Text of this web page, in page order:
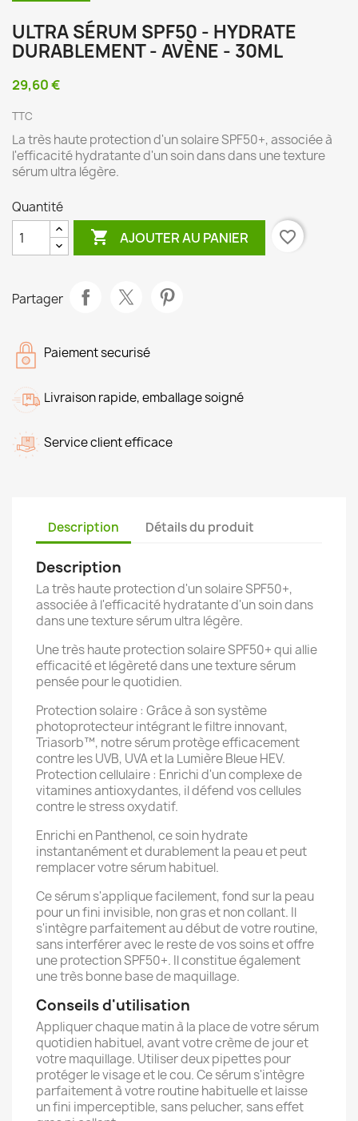
ULTRA SÉRUM SPF50 - HYDRATE
DURABLEMENT - AVÈNE - 30ML
29,60 €
TTC
La très haute protection d'un solaire SPF50+, associée à
l'efficacité hydratante d'un soin dans dans une texture
sérum ultra légère.
Quantité
 AJOUTER AU PANIER favorite_border
Partager
Paiement securisé
Livraison rapide, emballage soigné
Service client efficace
Description Détails du produit
Description
La très haute protection d'un solaire SPF50+,
associée à l'efficacité hydratante d'un soin dans
dans une texture sérum ultra légère.
Une très haute protection solaire SPF50+ qui allie
efficacité et légèreté dans une texture sérum
pensée pour le quotidien.
Protection solaire : Grâce à son système
photoprotecteur intégrant le filtre innovant,
Triasorb™, notre sérum protège efficacement
contre les UVB, UVA et la Lumière Bleue HEV.
Protection cellulaire : Enrichi d'un complexe de
vitamines antioxydantes, il défend vos cellules
contre le stress oxydatif.
Enrichi en Panthenol, ce soin hydrate
instantanément et durablement la peau et peut
remplacer votre sérum habituel.
Ce sérum s'applique facilement, fond sur la peau
pour un fini invisible, non gras et non collant. Il
s'intègre parfaitement au début de votre routine,
sans interférer avec le reste de vos soins et offre
une protection SPF50+. Il constitue également
une très bonne base de maquillage.
Conseils d'utilisation
Appliquer chaque matin à la place de votre sérum
quotidien habituel, avant votre crème de jour et
votre maquillage. Utiliser deux pipettes pour
protéger le visage et le cou. Ce sérum s'intègre
parfaitement à votre routine habituelle et laisse
un fini imperceptible, sans pelucher, sans effet